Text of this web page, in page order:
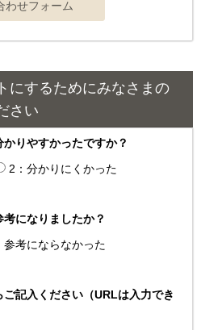
にするためにみなさまの
さい
りやすかったですか？
2：分かりにくかった
になりましたか？
参考にならなかった
記入ください（URLは入力でき